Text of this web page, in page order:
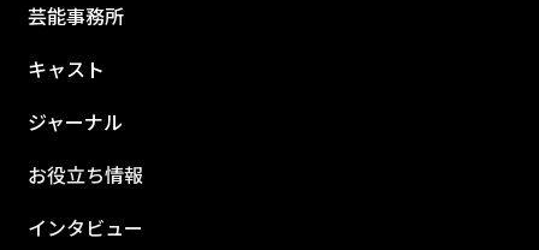
芸能事務所
キャスト
ジャーナル
お役立ち情報
インタビュー